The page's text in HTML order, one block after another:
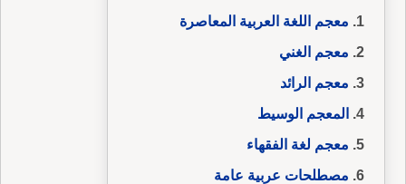
معجم اللغة العربية المعاصرة
معجم الغني
معجم الرائد
المعجم الوسيط
معجم لغة الفقهاء
مصطلحات عربية عامة